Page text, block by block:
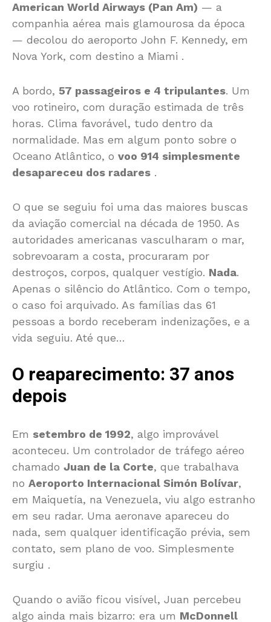
American World Airways (Pan Am) — a
companhia aérea mais glamourosa da época
— decolou do aeroporto John F. Kennedy, em
Nova York, com destino a Miami .
A bordo, 57 passageiros e 4 tripulantes. Um
voo rotineiro, com duração estimada de três
horas. Clima favorável, tudo dentro da
normalidade. Mas em algum ponto sobre o
Oceano Atlântico, o voo 914 simplesmente
desapareceu dos radares .
O que se seguiu foi uma das maiores buscas
da aviação comercial na década de 1950. As
autoridades americanas vasculharam o mar,
sobrevoaram a costa, procuraram por
destroços, corpos, qualquer vestígio. Nada.
Apenas o silêncio do Atlântico. Com o tempo,
o caso foi arquivado. As famílias das 61
pessoas a bordo receberam indenizações, e a
vida seguiu. Até que…
O reaparecimento: 37 anos
depois
Em setembro de 1992, algo improvável
aconteceu. Um controlador de tráfego aéreo
chamado Juan de la Corte, que trabalhava
no Aeroporto Internacional Simón Bolívar,
em Maiquetía, na Venezuela, viu algo estranho
em seu radar. Uma aeronave apareceu do
nada, sem qualquer identificação prévia, sem
contato, sem plano de voo. Simplesmente
surgiu .
Quando o avião ficou visível, Juan percebeu
algo ainda mais bizarro: era um McDonnell